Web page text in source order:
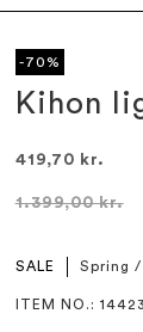
-70%
Kihon
419,70 kr.
1.399,00 kr.
SALE Spring /
ITEM NO. :